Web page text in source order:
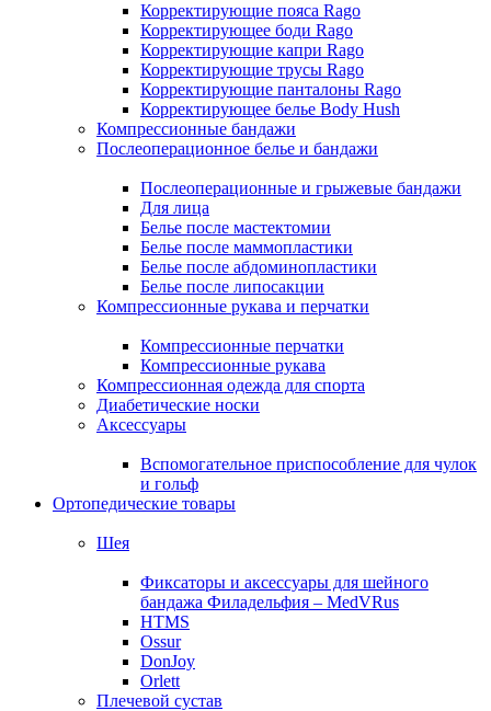
Корректирующие пояса Rago
Корректирующее боди Rago
Корректирующие капри Rago
Корректирующие трусы Rago
Корректирующие панталоны Rago
Корректирующее белье Body Hush
Компрессионные бандажи
Послеоперационное белье и бандажи
Послеоперационные и грыжевые бандажи
Для лица
Белье после мастектомии
Белье после маммопластики
Белье после абдоминопластики
Белье после липосакции
Компрессионные рукава и перчатки
Компрессионные перчатки
Компрессионные рукава
Компрессионная одежда для спорта
Диабетические носки
Аксессуары
Вспомогательное приспособление для чулок
и гольф
Ортопедические товары
Шея
Фиксаторы и аксессуары для шейного
бандажа Филадельфия – MedVRus
HTMS
Ossur
DonJoy
Orlett
Плечевой сустав